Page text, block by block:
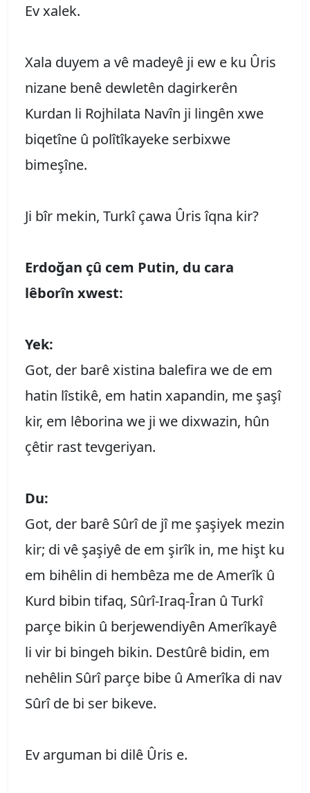
Ev xalek.
Xala duyem a vê madeyê ji ew e ku Ûris
nizane benê dewletên dagirkerên
Kurdan li Rojhilata Navîn ji lingên xwe
biqetîne û polîtîkayeke serbixwe
bimeşîne.
Ji bîr mekin, Turkî çawa Ûris îqna kir?
Erdoğan çû cem Putin, du cara
lêborîn xwest:
Yek:
Got, der barê xistina balefira we de em
hatin lîstikê, em hatin xapandin, me şaşî
kir, em lêborina we ji we dixwazin, hûn
çêtir rast tevgeriyan.
Du:
Got, der barê Sûrî de jî me şaşiyek mezin
kir; di vê şaşiyê de em şirîk in, me hişt ku
em bihêlin di hembêza me de Amerîk û
Kurd bibin tifaq, Sûrî-Iraq-Îran û Turkî
parçe bikin û berjewendiyên Amerîkayê
li vir bi bingeh bikin. Destûrê bidin, em
nehêlin Sûrî parçe bibe û Amerîka di nav
Sûrî de bi ser bikeve.
Ev arguman bi dilê Ûris e.